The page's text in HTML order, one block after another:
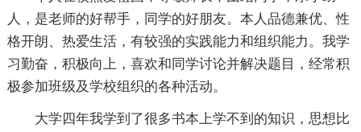
人，是老师的好帮手，同学的好朋友。本人品德兼优、性
格开朗、热爱生活，有较强的实践能力和组织能力。我学
习勤奋，积极向上，喜欢和同学讨论并解决题目，经常积
极参加班级及学校组织的各种活动。
大学四年我学到了很多书本上学不到的知识，思想比